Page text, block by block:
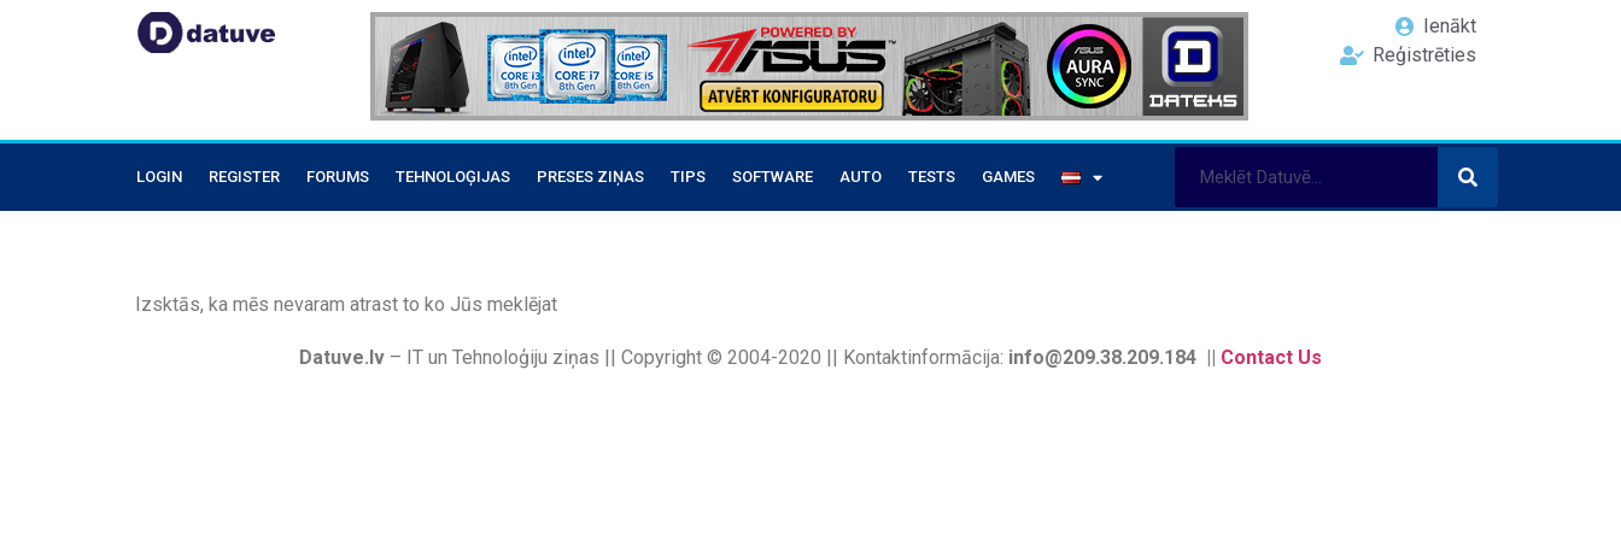
Ienākt
Reģistrēties
LOGIN REGISTER FORUMS TEHNOLOĢIJAS PRESES ZIŅAS TIPS SOFTWARE AUTO TESTS GAMES
Izsktās, ka mēs nevaram atrast to ko Jūs meklējat
Datuve.lv – IT un Tehnoloģiju ziņas || Copyright © 2004-2020 || Kontaktinformācija: info@209.38.209.184 || Contact Us